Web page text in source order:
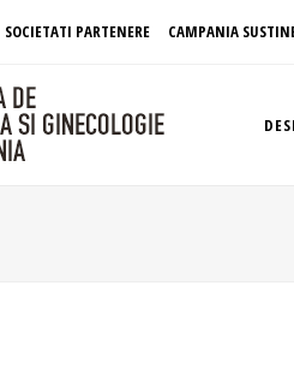
SOCIETATI PARTENERE CAMPANIA